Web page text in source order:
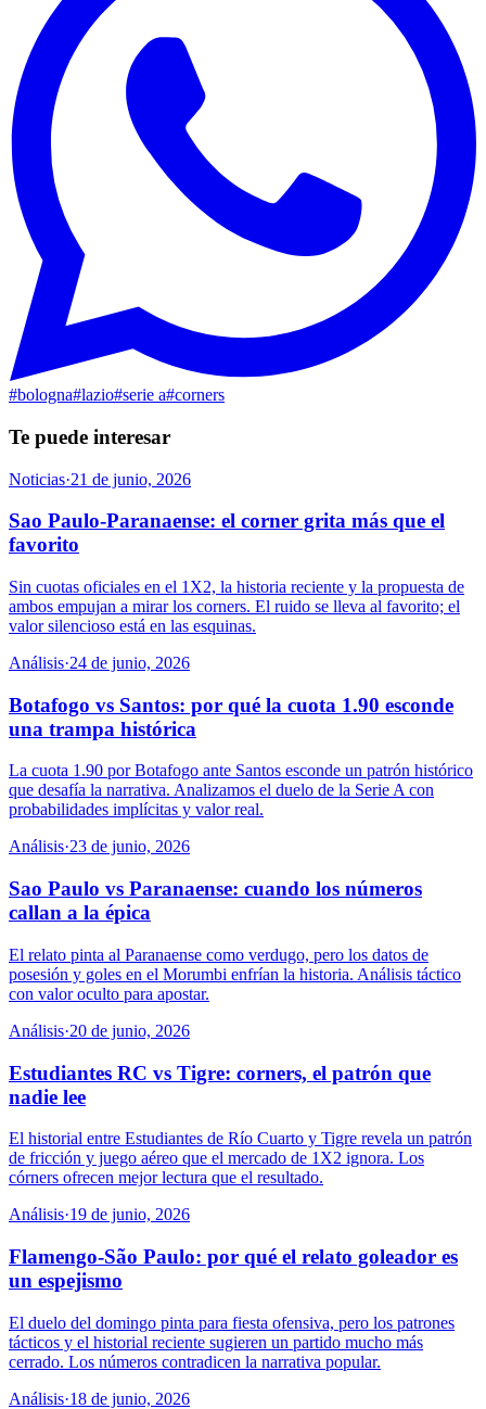
#bologna#lazio#serie a#corners
Te puede interesar
Noticias·21 de junio, 2026
Sao Paulo-Paranaense: el corner grita más que el
favorito
Sin cuotas oficiales en el 1X2, la historia reciente y la propuesta de
ambos empujan a mirar los corners. El ruido se lleva al favorito; el
valor silencioso está en las esquinas.
Análisis·24 de junio, 2026
Botafogo vs Santos: por qué la cuota 1.90 esconde
una trampa histórica
La cuota 1.90 por Botafogo ante Santos esconde un patrón histórico
que desafía la narrativa. Analizamos el duelo de la Serie A con
probabilidades implícitas y valor real.
Análisis·23 de junio, 2026
Sao Paulo vs Paranaense: cuando los números
callan a la épica
El relato pinta al Paranaense como verdugo, pero los datos de
posesión y goles en el Morumbi enfrían la historia. Análisis táctico
con valor oculto para apostar.
Análisis·20 de junio, 2026
Estudiantes RC vs Tigre: corners, el patrón que
nadie lee
El historial entre Estudiantes de Río Cuarto y Tigre revela un patrón
de fricción y juego aéreo que el mercado de 1X2 ignora. Los
córners ofrecen mejor lectura que el resultado.
Análisis·19 de junio, 2026
Flamengo-São Paulo: por qué el relato goleador es
un espejismo
El duelo del domingo pinta para fiesta ofensiva, pero los patrones
tácticos y el historial reciente sugieren un partido mucho más
cerrado. Los números contradicen la narrativa popular.
Análisis·18 de junio, 2026